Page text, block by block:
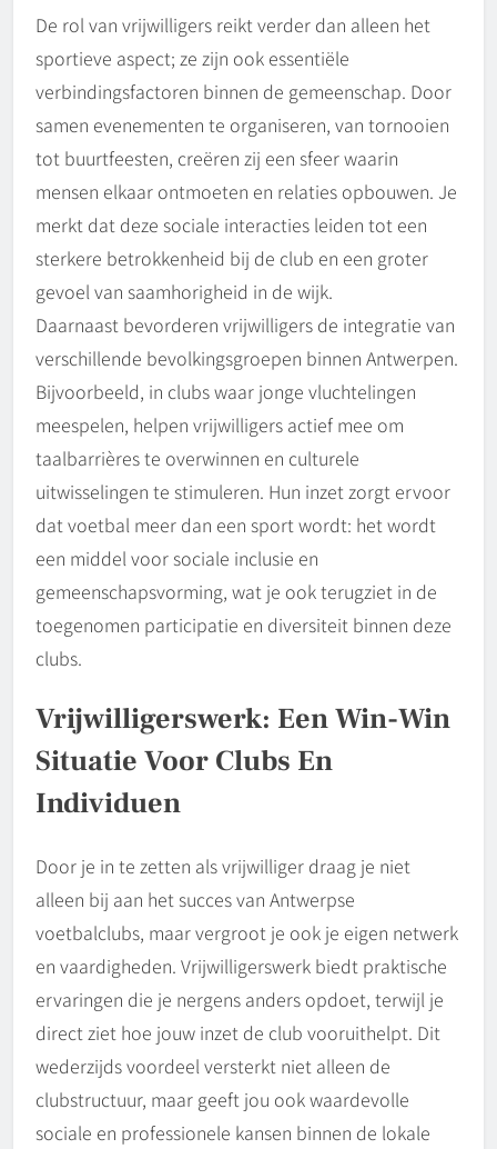
De rol van vrijwilligers reikt verder dan alleen het
sportieve aspect; ze zijn ook essentiële
verbindingsfactoren binnen de gemeenschap. Door
samen evenementen te organiseren, van tornooien
tot buurtfeesten, creëren zij een sfeer waarin
mensen elkaar ontmoeten en relaties opbouwen. Je
merkt dat deze sociale interacties leiden tot een
sterkere betrokkenheid bij de club en een groter
gevoel van saamhorigheid in de wijk.
Daarnaast bevorderen vrijwilligers de integratie van
verschillende bevolkingsgroepen binnen Antwerpen.
Bijvoorbeeld, in clubs waar jonge vluchtelingen
meespelen, helpen vrijwilligers actief mee om
taalbarrières te overwinnen en culturele
uitwisselingen te stimuleren. Hun inzet zorgt ervoor
dat voetbal meer dan een sport wordt: het wordt
een middel voor sociale inclusie en
gemeenschapsvorming, wat je ook terugziet in de
toegenomen participatie en diversiteit binnen deze
clubs.
Vrijwilligerswerk: Een Win-Win
Situatie Voor Clubs En
Individuen
Door je in te zetten als vrijwilliger draag je niet
alleen bij aan het succes van Antwerpse
voetbalclubs, maar vergroot je ook je eigen netwerk
en vaardigheden. Vrijwilligerswerk biedt praktische
ervaringen die je nergens anders opdoet, terwijl je
direct ziet hoe jouw inzet de club vooruithelpt. Dit
wederzijds voordeel versterkt niet alleen de
clubstructuur, maar geeft jou ook waardevolle
sociale en professionele kansen binnen de lokale